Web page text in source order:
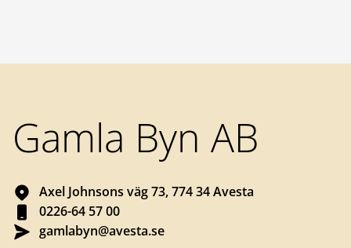
Gamla Byn AB
Axel Johnsons väg 73, 774 34 Avesta
0226-64 57 00
gamlabyn@avesta.se